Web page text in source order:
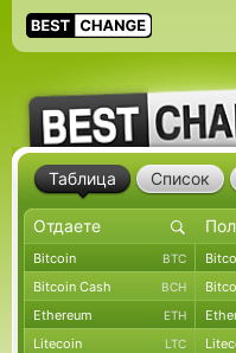
Таблица Список
Bitcoin BTC
Bitcoin Cash BCH
Ethereum ETH
Litecoin LTC